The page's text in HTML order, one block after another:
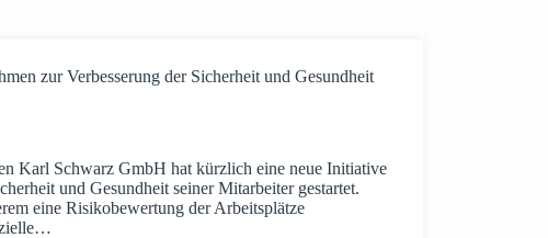
zur Verbesserung der Sicherheit und Gesundheit
Karl Schwarz GmbH hat kürzlich eine neue Initiative
und Gesundheit seiner Mitarbeiter gestartet.
eine Risikobewertung der Arbeitsplätze